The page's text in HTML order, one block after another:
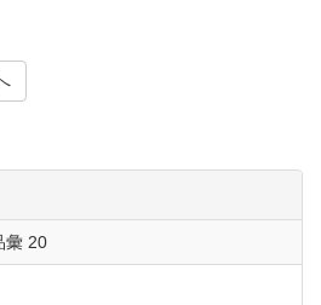
彙 20